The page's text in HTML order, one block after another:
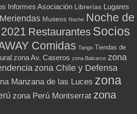
Informes Asociación Librerías Lugares
Meriendas Museos Noche Noche de
Restaurantes Socios
Comidas Tango Tiendas de
zona Av. Caseros zona Balcarce zona
zona Chile y Defensa
Manzana de las Luces zona
zona Perú Montserrat zona